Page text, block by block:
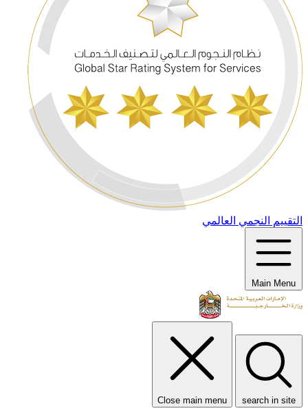
التقييم النجمي العالمي
Main Menu
search in site
Close main menu